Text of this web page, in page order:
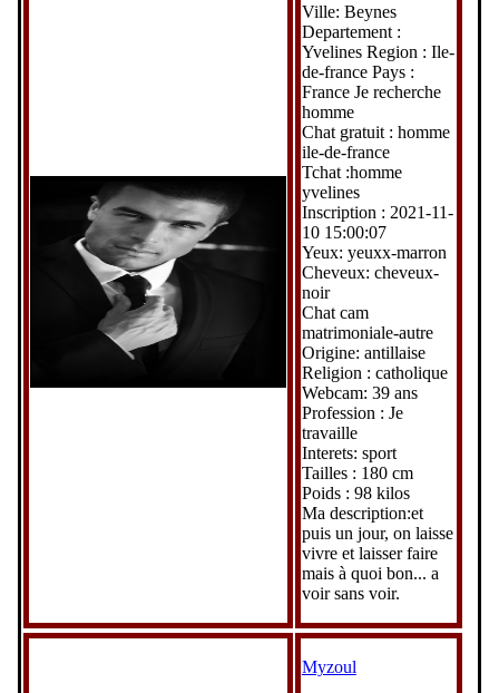
Ville: Beynes
Departement :
Yvelines Region : Ile-
de-france Pays :
France Je recherche
homme
Chat gratuit : homme
ile-de-france
Tchat :homme
yvelines
Inscription : 2021-11-
10 15:00:07
Yeux: yeuxx-marron
Cheveux: cheveux-
noir
Chat cam
matrimoniale-autre
Origine: antillaise
Religion : catholique
Webcam: 39 ans
Profession : Je
travaille
Interets: sport
Tailles : 180 cm
Poids : 98 kilos
Ma description:et
puis un jour, on laisse
vivre et laisser faire
mais à quoi bon... a
voir sans voir.
Myzoul